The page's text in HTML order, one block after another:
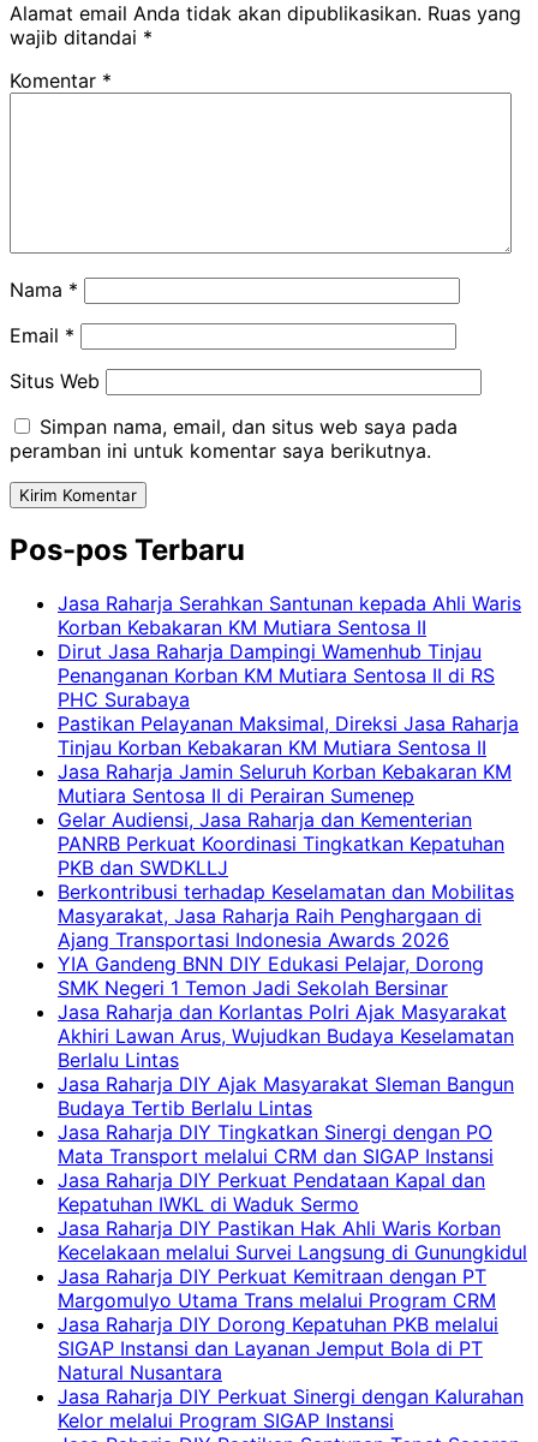
Alamat email Anda tidak akan dipublikasikan. Ruas yang
wajib ditandai *
Komentar *
Nama *
Email *
Situs Web
Simpan nama, email, dan situs web saya pada
peramban ini untuk komentar saya berikutnya.
Pos-pos Terbaru
Jasa Raharja Serahkan Santunan kepada Ahli Waris
Korban Kebakaran KM Mutiara Sentosa II
Dirut Jasa Raharja Dampingi Wamenhub Tinjau
Penanganan Korban KM Mutiara Sentosa II di RS
PHC Surabaya
Pastikan Pelayanan Maksimal, Direksi Jasa Raharja
Tinjau Korban Kebakaran KM Mutiara Sentosa II
Jasa Raharja Jamin Seluruh Korban Kebakaran KM
Mutiara Sentosa II di Perairan Sumenep
Gelar Audiensi, Jasa Raharja dan Kementerian
PANRB Perkuat Koordinasi Tingkatkan Kepatuhan
PKB dan SWDKLLJ
Berkontribusi terhadap Keselamatan dan Mobilitas
Masyarakat, Jasa Raharja Raih Penghargaan di
Ajang Transportasi Indonesia Awards 2026
YIA Gandeng BNN DIY Edukasi Pelajar, Dorong
SMK Negeri 1 Temon Jadi Sekolah Bersinar
Jasa Raharja dan Korlantas Polri Ajak Masyarakat
Akhiri Lawan Arus, Wujudkan Budaya Keselamatan
Berlalu Lintas
Jasa Raharja DIY Ajak Masyarakat Sleman Bangun
Budaya Tertib Berlalu Lintas
Jasa Raharja DIY Tingkatkan Sinergi dengan PO
Mata Transport melalui CRM dan SIGAP Instansi
Jasa Raharja DIY Perkuat Pendataan Kapal dan
Kepatuhan IWKL di Waduk Sermo
Jasa Raharja DIY Pastikan Hak Ahli Waris Korban
Kecelakaan melalui Survei Langsung di Gunungkidul
Jasa Raharja DIY Perkuat Kemitraan dengan PT
Margomulyo Utama Trans melalui Program CRM
Jasa Raharja DIY Dorong Kepatuhan PKB melalui
SIGAP Instansi dan Layanan Jemput Bola di PT
Natural Nusantara
Jasa Raharja DIY Perkuat Sinergi dengan Kalurahan
Kelor melalui Program SIGAP Instansi